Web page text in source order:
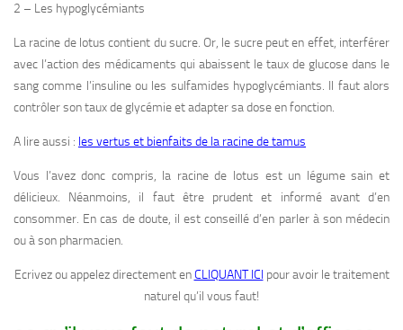
2 – Les hypoglycémiants
La racine de lotus contient du sucre. Or, le sucre peut en effet, interférer
avec l’action des médicaments qui abaissent le taux de glucose dans le
sang comme l’insuline ou les sulfamides hypoglycémiants. Il faut alors
contrôler son taux de glycémie et adapter sa dose en fonction.
A lire aussi : les vertus et bienfaits de la racine de tamus
Vous l’avez donc compris, la racine de lotus est un légume sain et
délicieux. Néanmoins, il faut être prudent et informé avant d’en
consommer. En cas de doute, il est conseillé d’en parler à son médecin
ou à son pharmacien.
Ecrivez ou appelez directement enCLIQUANT ICI pour avoir le traitement
naturel qu’il vous faut!